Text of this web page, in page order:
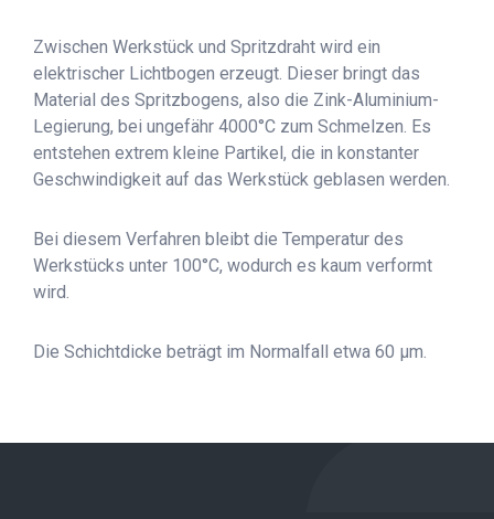
Zwischen Werkstück und Spritzdraht wird ein
elektrischer Lichtbogen erzeugt. Dieser bringt das
Material des Spritzbogens, also die Zink-Aluminium-
Legierung, bei ungefähr 4000°C zum Schmelzen. Es
entstehen extrem kleine Partikel, die in konstanter
Geschwindigkeit auf das Werkstück geblasen werden.
Bei diesem Verfahren bleibt die Temperatur des
Werkstücks unter 100°C, wodurch es kaum verformt
wird.
Die Schichtdicke beträgt im Normalfall etwa 60 μm.